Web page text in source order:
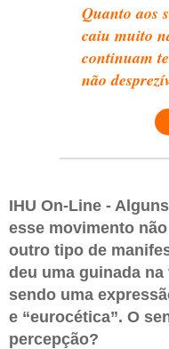
Quanto aos
caiu muito
continuam
não
IHU On-Line -
esse movimento
outro tipo de
deu uma guinada
sendo uma
e “eurocética”. O
percepção?